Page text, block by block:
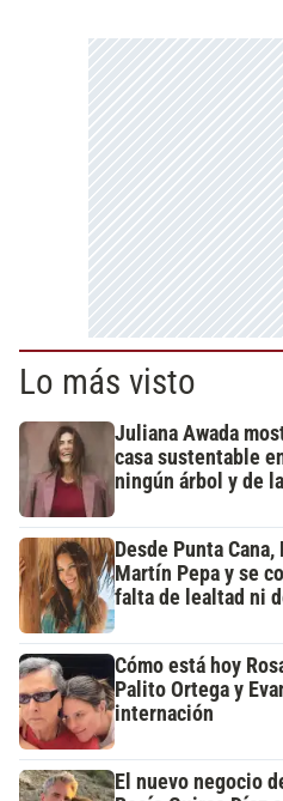
Lo más visto
Juliana Awada
casa sustentable
ningún árbol y de
Desde Punta
Martín Pepa y se
falta de lealtad ni
Cómo está hoy
Palito Ortega y
internación
El nuevo negocio